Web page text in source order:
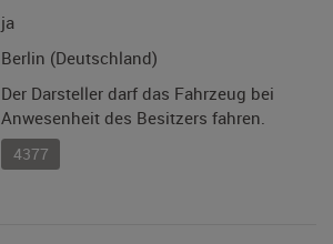
ja
Berlin (Deutschland)
Der Darsteller darf das Fahrzeug bei
Anwesenheit des Besitzers fahren.
4377